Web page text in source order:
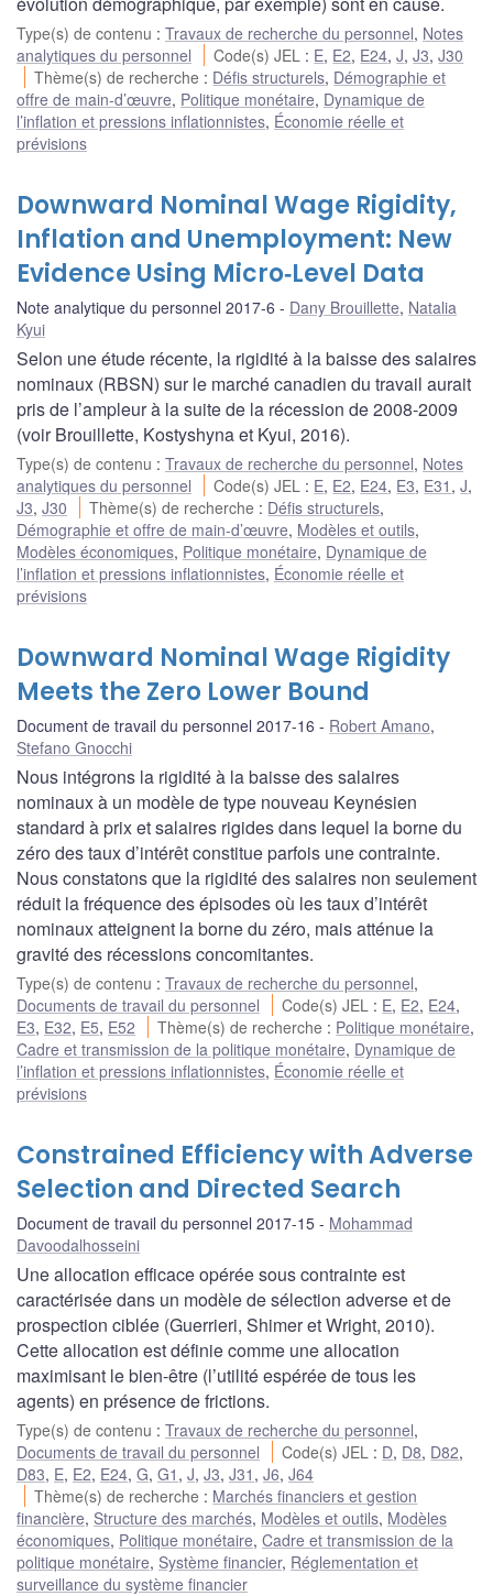
Type(s) de contenu : Travaux de recherche du personnel, Notes
analytiques du personnel
Code(s) JEL : E, E2, E24,J,J3,J30
Thème(s) de recherche : Défis structurels, Démographie et
offre de main-d’œuvre, Politique monétaire, Dynamique de
l’inflation et pressions inflationnistes, Économie réelle et
prévisions
Downward Nominal Wage Rigidity,
Inflation and Unemployment: New
Evidence Using Micro‐Level Data
Note analytique du personnel 2017-6 Dany Brouillette, Natalia
Kyui
Selon une étude récente, la rigidité à la baisse des salaires
nominaux (RBSN) sur le marché canadien du travail aurait
pris de l’ampleur à la suite de la récession de 2008‐2009
(voir Brouillette, Kostyshyna et Kyui, 2016).
Type(s) de contenu : Travaux de recherche du personnel, Notes
analytiques du personnel
Code(s) JEL : E, E2, E24, E3, E31 ,J,
J3, J30 Thème(s) de recherche : Défis structurels,
Démographie et offre de main-d’œuvre, Modèles et outils,
Modèles économiques, Politique monétaire, Dynamique de
l’inflation et pressions inflationnistes, Économie réelle et
prévisions
Downward Nominal Wage Rigidity
Meets the Zero Lower Bound
Document de travail du personnel 2017-16 Robert Amano,
Stefano Gnocchi
Nous intégrons la rigidité à la baisse des salaires
nominaux à un modèle de type nouveau Keynésien
standard à prix et salaires rigides dans lequel la borne du
zéro des taux d’intérêt constitue parfois une contrainte.
Nous constatons que la rigidité des salaires non seulement
réduit la fréquence des épisodes où les taux d’intérêt
nominaux atteignent la borne du zéro, mais atténue la
gravité des récessions concomitantes.
Type(s) de contenu : Travaux de recherche du personnel,
Documents de travail du personnel
Code(s) JEL : E, E2, E24,
E3, E32, E5, E52 Thème(s) de recherche : Politique monétaire,
Cadre et transmission de la politique monétaire, Dynamique de
l’inflation et pressions inflationnistes, Économie réelle et
prévisions
Constrained Efficiency with Adverse
Selection and Directed Search
Document de travail du personnel 2017-15
Mohammad
Davoodalhosseini
Une allocation efficace opérée sous contrainte est
caractérisée dans un modèle de sélection adverse et de
prospection ciblée (Guerrieri, Shimer et Wright, 2010).
Cette allocation est définie comme une allocation
maximisant le bien-être (l’utilité espérée de tous les
agents) en présence de frictions.
Type(s) de contenu : Travaux de recherche du personnel,
Documents de travail du personnel
Code(s) JEL : D, D8, D82,
D83, E, E2, E24, G, G1 , J, J3, J31 , J6, J64
Thème(s) de recherche : Marchés financiers et gestion
financière, Structure des marchés, Modèles et outils, Modèles
économiques, Politique monétaire, Cadre et transmission de la
politique monétaire, Système financier, Réglementation et
surveillance du système financier